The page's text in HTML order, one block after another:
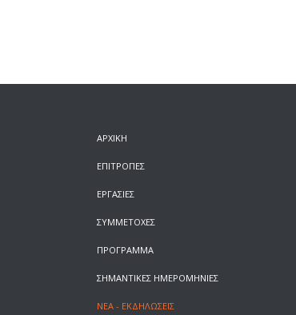
ΑΡΧΙΚΗ
ΕΠΙΤΡΟΠΕΣ
ΕΡΓΑΣΙΕΣ
ΣΥΜΜΕΤΟΧΕΣ
ΠΡΟΓΡΑΜΜΑ
ΣΗΜΑΝΤΙΚΕΣ ΗΜΕΡΟΜΗΝΙΕΣ
ΝΕΑ - ΕΚΔΗΛΩΣΕΙΣ